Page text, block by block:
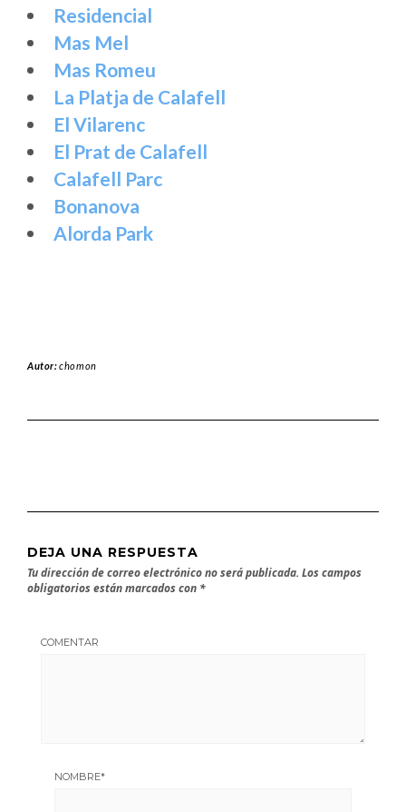
Residencial
Mas Mel
Mas Romeu
La Platja de Calafell
El Vilarenc
El Prat de Calafell
Calafell Parc
Bonanova
Alorda Park
Autor:chomon
DEJA UNA RESPUESTA
Tu dirección de correo electrónico no será publicada. Los campos
obligatorios están marcados con *
COMENTAR
NOMBRE*